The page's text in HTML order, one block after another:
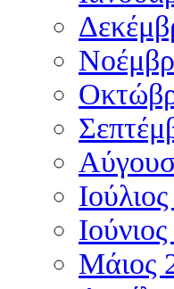
Μάιος